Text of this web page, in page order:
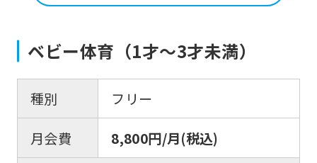
ベビー体育（1才〜3才未満）
種別
フリー
月会費
8,800円/月(税込)